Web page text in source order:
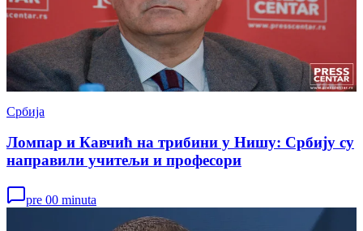
Србија
Ломпар и Кавчић на трибини у Нишу: Србију су
направили учитељи и професори
pre 00 minuta